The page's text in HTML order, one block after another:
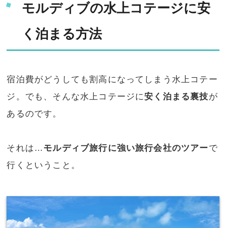
モルディブの水上コテージに安
く泊まる方法
宿泊費がどうしても割高になってしまう水上コテー
ジ。でも、そんな水上コテージに安く泊まる裏技が
あるのです。
それは… モルディブ旅行に強い旅行会社のツアーで
行くということ。